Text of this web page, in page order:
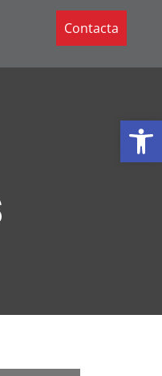
Abrir
Contacta